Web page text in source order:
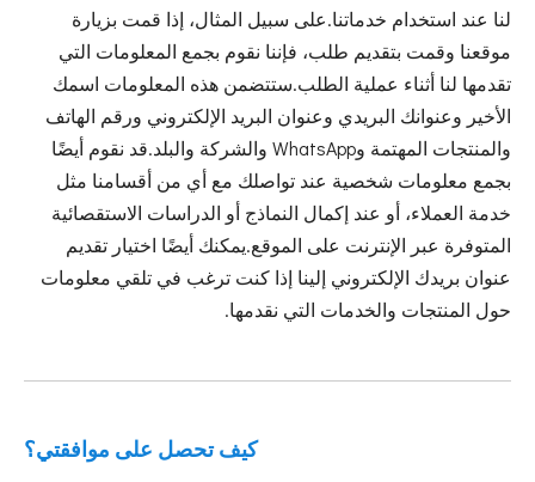
لنا عند استخدام خدماتنا.على سبيل المثال، إذا قمت بزيارة
موقعنا وقمت بتقديم طلب، فإننا نقوم بجمع المعلومات التي
تقدمها لنا أثناء عملية الطلب.ستتضمن هذه المعلومات اسمك
الأخير وعنوانك البريدي وعنوان البريد الإلكتروني ورقم الهاتف
والمنتجات المهتمة وWhatsApp والشركة والبلد.قد نقوم أيضًا
بجمع معلومات شخصية عند تواصلك مع أي من أقسامنا مثل
خدمة العملاء، أو عند إكمال النماذج أو الدراسات الاستقصائية
المتوفرة عبر الإنترنت على الموقع.يمكنك أيضًا اختيار تقديم
عنوان بريدك الإلكتروني إلينا إذا كنت ترغب في تلقي معلومات
حول المنتجات والخدمات التي نقدمها.
كيف تحصل على موافقتي؟